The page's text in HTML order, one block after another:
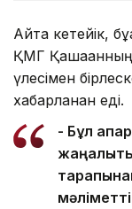
Айта кетейік,
ҚМГ Қашағанның
үлесімен
хабарланған еді.
- Бұл